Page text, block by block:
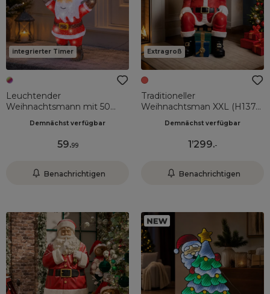
integrierter Timer
Leuchtender
Weihnachtsmann mit 50
Emilien Blitz-Effekt
Demnächst verfügbar
59.99
Benachrichtigen
Extragroß
Traditioneller
Weihnachtsman XXL (H137
cadeauxDemnächst verfügbar
1’299.-
Benachrichtigen